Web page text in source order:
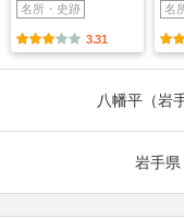
名所・史跡
3.31
名
八幡平（岩
岩手県